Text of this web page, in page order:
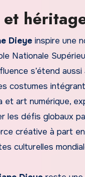
et
Dieye inspire une
Nationale
s’étend
costumes
et art numérique,
les défis globaux
créative à part
culturelles